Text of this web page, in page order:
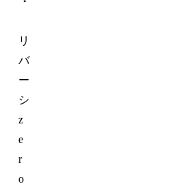
リ
バ
ー
シ
z
e
r
o